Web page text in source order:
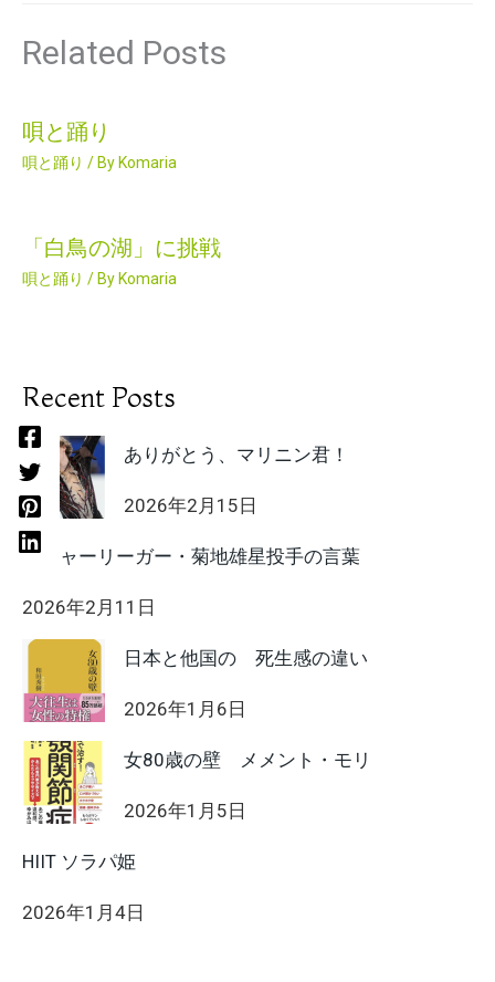
Related Posts
唄と踊り
唄と踊り / By Komaria
「白鳥の湖」に挑戦
唄と踊り / By Komaria
Recent Posts
ありがとう、マリニン君！
2026年2月15日
メジャーリーガー・菊地雄星投手の言葉
2026年2月11日
日本と他国の 死生感の違い
2026年1月6日
女80歳の壁 メメント・モリ
2026年1月5日
HIIT ソラパ姫
2026年1月4日